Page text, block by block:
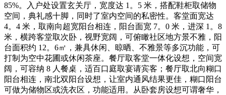
85%。入户处设置玄关厅，宽度达 1。5 米，搭配鞋柜取储物
空间，典礼感十脚，同时了室内空间的私密性。客堂面宽达
4。4 米，取南向超宽阳台相连，阳台面宽 7。0 米，进深 1。8
米，横跨客堂取次卧，视野宽阔，可俯瞰社区地方景不雅，阳
台面积约 12。6㎡，兼具休闲、晾晒、不雅景等多沉功能，可
打制为空中花圃或休闲茶座。餐厅取客堂一体化设想，空间宽
阔，可容纳 8 人餐桌，适百口庭取宴请宾客；餐厅取北向糊口
阳台相连，南北双阳台设想，让室内通风结果更佳，糊口阳台
可做为储物区或洗衣区，功能适用。从卧套房设想可谓奢华，